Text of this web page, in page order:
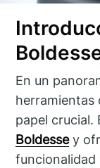
En un
herramientas
papel crucial.
Boldessey
funcionalidad